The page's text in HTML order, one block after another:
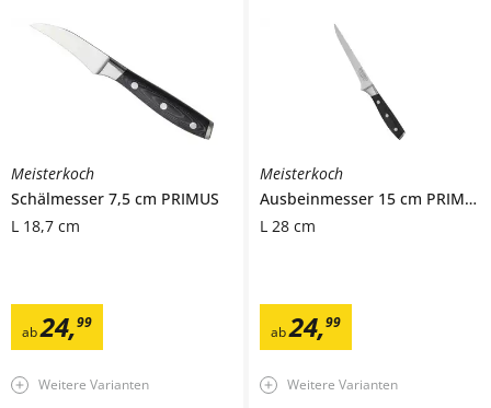
Meisterkoch
Schälmesser 7,5 cm PRIMUS
L 18,7 cm
ab24,99
Weitere Varianten
Meisterkoch
Ausbeinmesser 15 cm PRIMUS
L 28 cm
ab24,99
Weitere Varianten